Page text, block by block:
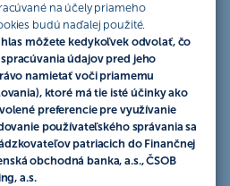
na účely priameho
budú naďalej použité.
môžete kedykoľvek odvolať, čo
údajov pred jeho
namietať voči priamemu
ktoré má tie isté účinky ako
preferencie pre využívanie
používateľského správania sa
patriacich do Finančnej
obchodná banka, a.s., ČSOB
a.s.
vedieť o
časť zo svojho